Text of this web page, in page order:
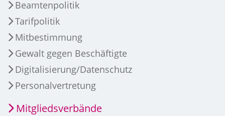
Beamtenpolitik
Tarifpolitik
Mitbestimmung
Gewalt gegen Beschäftigte
Digitalisierung/Datenschutz
Personalvertretung
Mitgliedsverbände